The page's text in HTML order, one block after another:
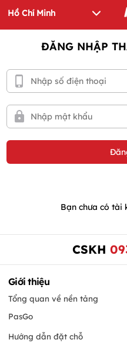
ĐĂNG NHẬP
Bạn chưa có tài
CSKH
Giới thiệu
Tổng quan về nền tảng
PasGo
Hướng dẫn đặt chỗ